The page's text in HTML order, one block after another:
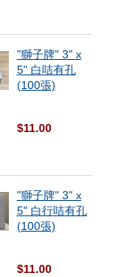
"獅子牌" 3" x
5" 白咭有孔
(100張)
$11.00
"獅子牌" 3" x
5" 白行咭有孔
(100張)
$11.00